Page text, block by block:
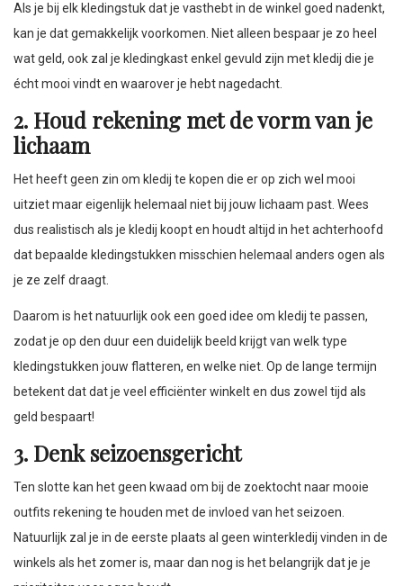
Als je bij elk kledingstuk dat je vasthebt in de winkel goed nadenkt,
kan je dat gemakkelijk voorkomen. Niet alleen bespaar je zo heel
wat geld, ook zal je kledingkast enkel gevuld zijn met kledij die je
écht mooi vindt en waarover je hebt nagedacht.
2. Houd rekening met de vorm van je
lichaam
Het heeft geen zin om kledij te kopen die er op zich wel mooi
uitziet maar eigenlijk helemaal niet bij jouw lichaam past. Wees
dus realistisch als je kledij koopt en houdt altijd in het achterhoofd
dat bepaalde kledingstukken misschien helemaal anders ogen als
je ze zelf draagt.
Daarom is het natuurlijk ook een goed idee om kledij te passen,
zodat je op den duur een duidelijk beeld krijgt van welk type
kledingstukken jouw flatteren, en welke niet. Op de lange termijn
betekent dat dat je veel efficiënter winkelt en dus zowel tijd als
geld bespaart!
3. Denk seizoensgericht
Ten slotte kan het geen kwaad om bij de zoektocht naar mooie
outfits rekening te houden met de invloed van het seizoen.
Natuurlijk zal je in de eerste plaats al geen winterkledij vinden in de
winkels als het zomer is, maar dan nog is het belangrijk dat je je